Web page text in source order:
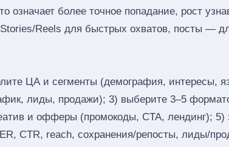
означает более точное попадание, рост
Reels для быстрых охватов, посты —
ЦА и сегменты (демография, интересы,
лиды, продажи); 3) выберите 3–5
и офферы (промокоды, CTA, лендинг); 5)
CTR, reach, сохранения/репосты, лиды/